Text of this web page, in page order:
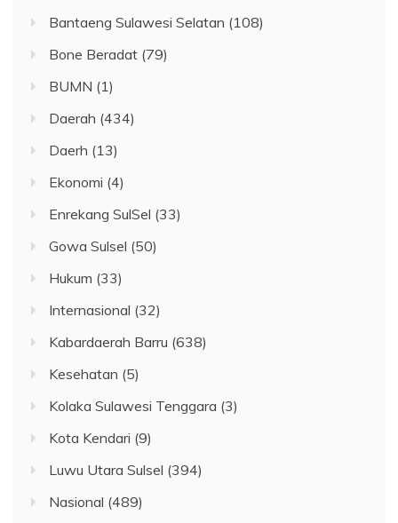
Bantaeng Sulawesi Selatan (108)
Bone Beradat (79)
BUMN (1)
Daerah (434)
Daerh (13)
Ekonomi (4)
Enrekang SulSel (33)
Gowa Sulsel (50)
Hukum (33)
Internasional (32)
Kabardaerah Barru (638)
Kesehatan (5)
Kolaka Sulawesi Tenggara (3)
Kota Kendari (9)
Luwu Utara Sulsel (394)
Nasional (489)